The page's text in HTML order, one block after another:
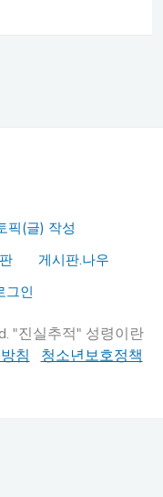
픽(글) 작성
게시판.나우
그인
"진실추적" 성령이란
침 청소년보호정책